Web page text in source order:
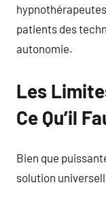
patients des
autonomie.
Les
Ce Qu’il
Bien que
solution